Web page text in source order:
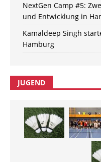
NextGen Camp #5:
und Entwicklung in
Kamaldeep Singh
Hamburg
JUGEND